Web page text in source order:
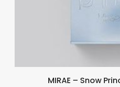
MIRAE – Snow